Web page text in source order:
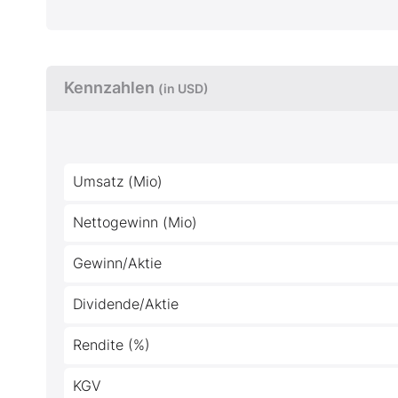
Kennzahlen (in USD)
Umsatz (Mio)
Nettogewinn (Mio)
Gewinn/Aktie
Dividende/Aktie
Rendite (%)
KGV